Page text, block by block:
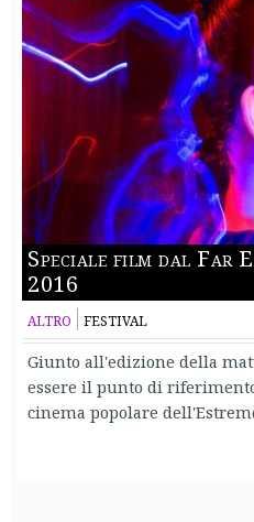
Speciale film dal Far
2016
ALTRO FESTIVAL
Giunto all'edizione della
essere il punto di
cinema popolare